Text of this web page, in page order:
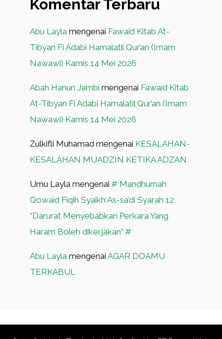
Komentar Terbaru
Abu Layla mengenai Fawaid Kitab At-
Tibyan Fi Adabi Hamalatil Qur’an (Imam
Nawawi) Kamis 14 Mei 2026
Abah Hanun Jambi mengenai Fawaid Kitab
At-Tibyan Fi Adabi Hamalatil Qur’an (Imam
Nawawi) Kamis 14 Mei 2026
Zulkifli Muhamad mengenai KESALAHAN-
KESALAHAN MUADZIN KETIKA ADZAN
Umu Layla mengenai # Mandhumah
Qowaid Fiqih Syaikh As-sa’di Syarah 12
“Darurat Menyebabkan Perkara Yang
Haram Boleh dikerjakan” #
Abu Layla mengenai AGAR DOAMU
TERKABUL